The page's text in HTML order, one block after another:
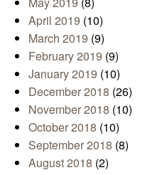
April 2019 (10)
March 2019 (9)
February 2019 (9)
January 2019 (10)
December 2018 (26)
November 2018 (10)
October 2018 (10)
September 2018 (8)
August 2018 (2)